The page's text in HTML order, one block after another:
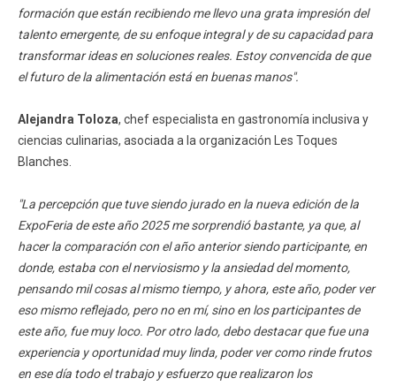
formación que están recibiendo me llevo una grata impresión del
talento emergente, de su enfoque integral y de su capacidad para
transformar ideas en soluciones reales. Estoy convencida de que
el futuro de la alimentación está en buenas manos".
Alejandra Toloza, chef especialista en gastronomía inclusiva y
ciencias culinarias, asociada a la organización Les Toques
Blanches.
"La percepción que tuve siendo jurado en la nueva edición de la
ExpoFeria de este año 2025 me sorprendió bastante, ya que, al
hacer la comparación con el año anterior siendo participante, en
donde, estaba con el nerviosismo y la ansiedad del momento,
pensando mil cosas al mismo tiempo, y ahora, este año, poder ver
eso mismo reflejado, pero no en mí, sino en los participantes de
este año, fue muy loco. Por otro lado, debo destacar que fue una
experiencia y oportunidad muy linda, poder ver como rinde frutos
en ese día todo el trabajo y esfuerzo que realizaron los